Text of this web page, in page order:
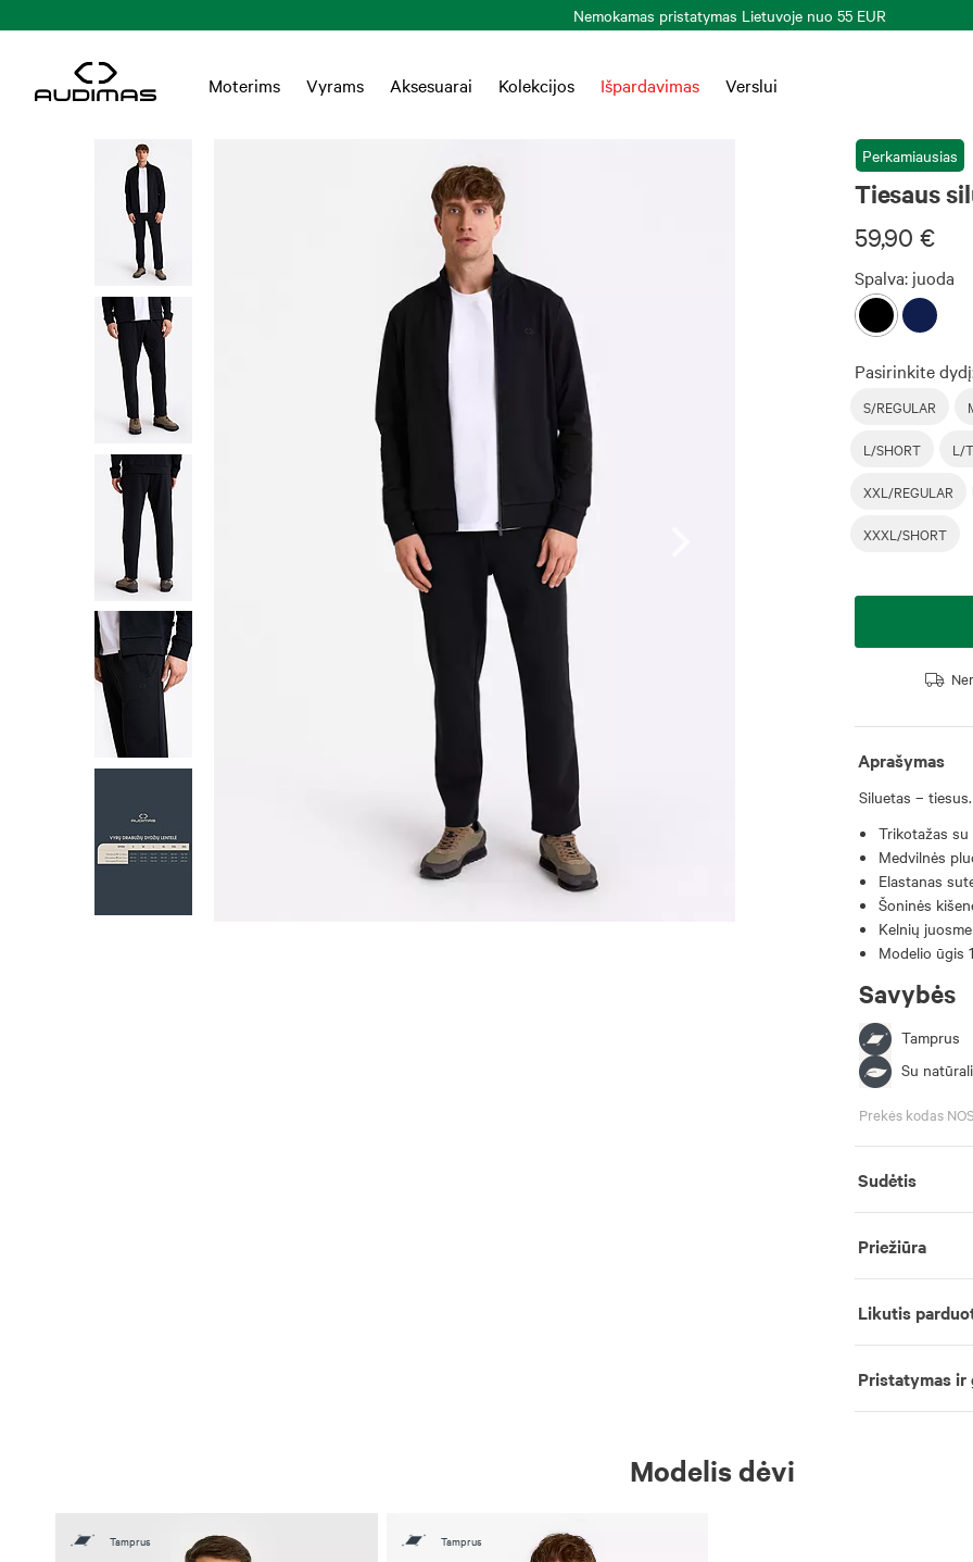
Moterims Vyrams Aksesuarai Kolekcijos Išpardavimas Verslui
Perkamiausias
Tiesaus
59,90 €
Spalva: juoda
Pasirinkite
S/REGULAR
L/SHORT L/
XXL/REGULAR
XXXL/SHORT
Aprašymas
Siluetas – tiesus.
Trikotažas
Medvilnės
Elastanas
Šoninės
Kelnių
Modelio ūgis
Savybės
Tamprus
Su
Prekės kodas
Sudėtis
Priežiūra
Likutis
Pristatymas ir
Modelis dėvi
Tamprus
Tamprus